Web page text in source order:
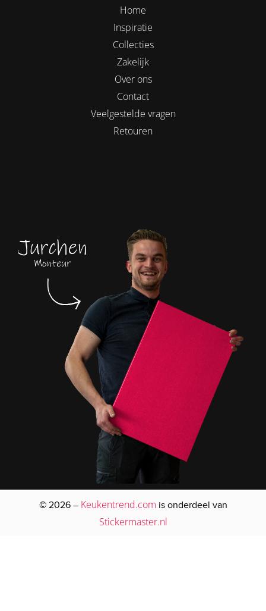
Home
Inspiratie
Collecties
Zakelijk
Over ons
Contact
Veelgestelde vragen
Retouren
© 2026 – Keukentrend.com is onderdeel van
Stickermaster.nl